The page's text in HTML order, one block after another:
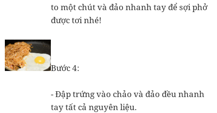
to một chút và đảo nhanh tay để sợi phở
được tơi nhé!
Bước 4:
- Đập trứng vào chảo và đảo đều nhanh
tay tất cả nguyên liệu.